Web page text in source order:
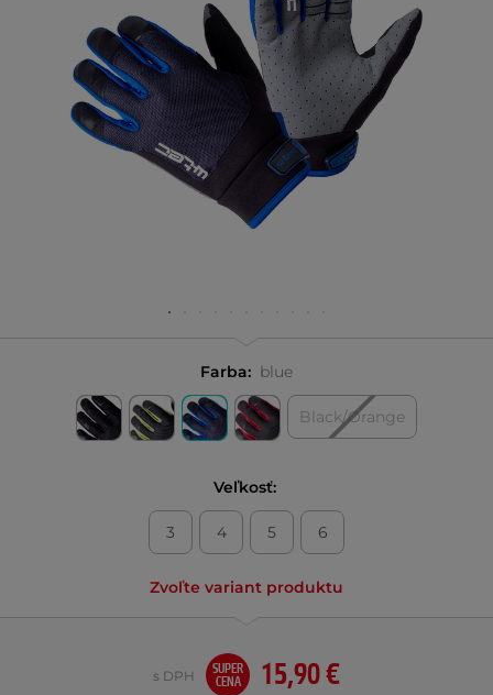
Farba: blue
Black/Orange
Veľkosť:
3 4 5 6
Zvoľte variant produktu
15,90 €
s DPH
SUPER
CENA